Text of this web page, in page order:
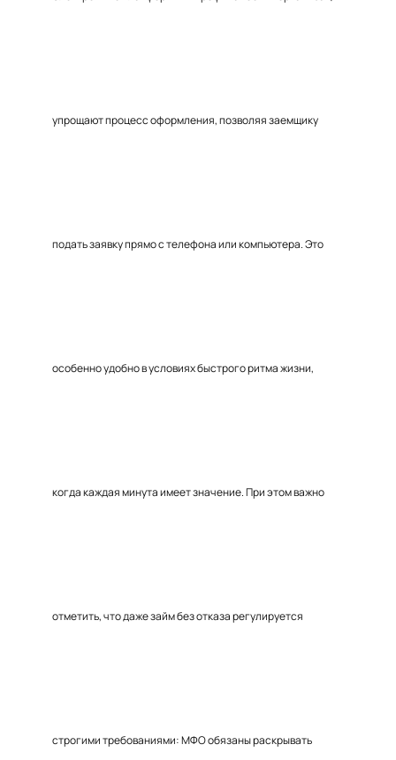
упрощают процесс оформления, позволяя заемщику
подать заявку прямо с телефона или компьютера. Это
особенно удобно в условиях быстрого ритма жизни,
когда каждая минута имеет значение. При этом важно
отметить, что даже займ без отказа регулируется
строгими требованиями: МФО обязаны раскрывать